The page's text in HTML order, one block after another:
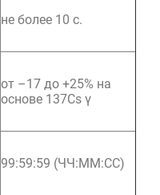
не более 10 с.
от –17 до +25% на
основе 137Cs γ
99:59:59 (ЧЧ:ММ:CC)